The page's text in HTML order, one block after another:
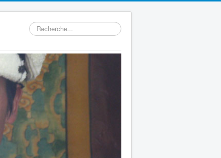
Rechercher